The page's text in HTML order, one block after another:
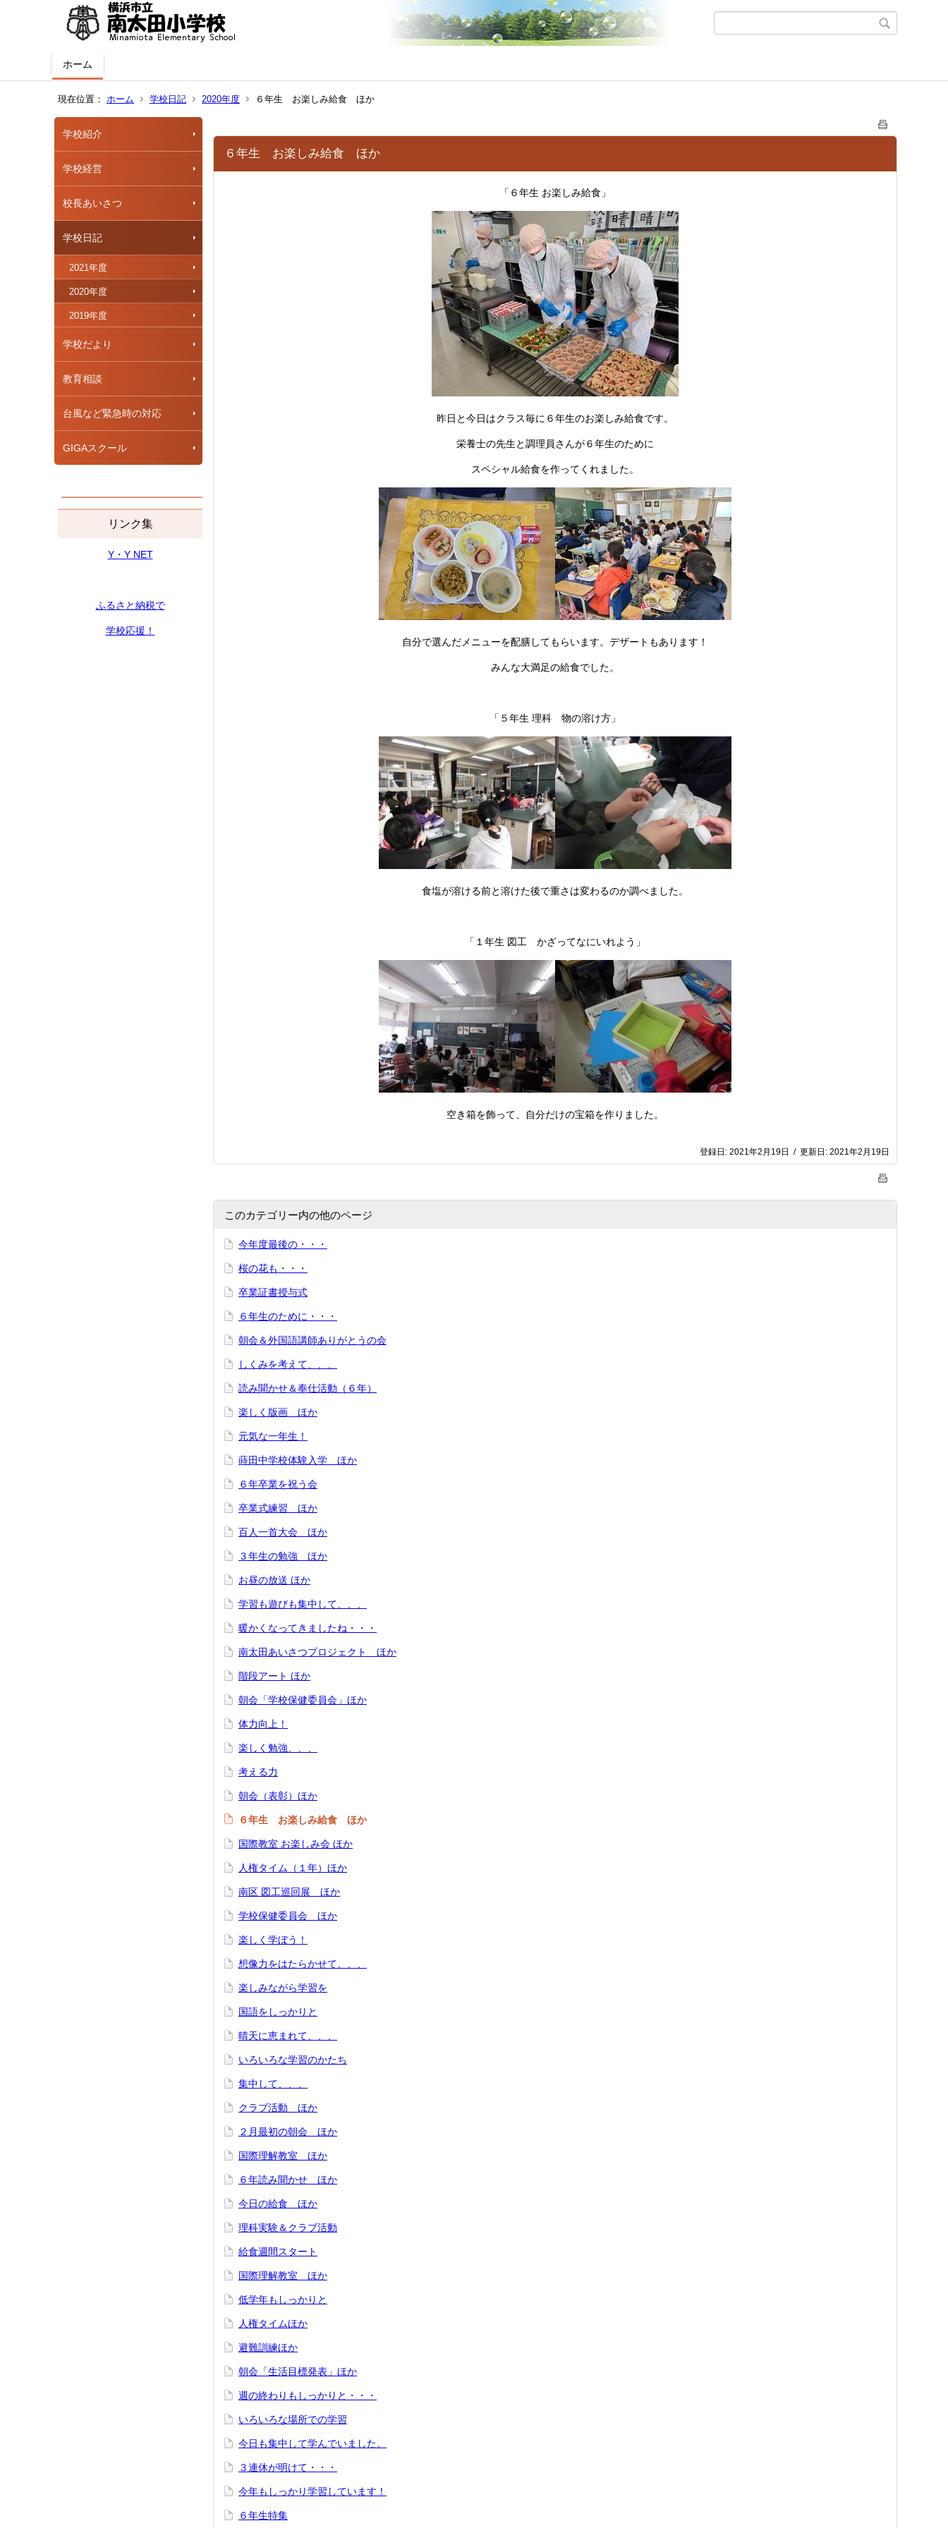
ホーム
現在位置： ホーム 学校日記 2020年度 ６年生 お楽しみ給食 ほか
学校紹介
学校経営
校長あいさつ
学校日記
2021年度
2020年度
2019年度
学校だより
教育相談
台風など緊急時の対応
GIGAスクール
リンク集
Y・Y NET
ふるさと納税で
学校応援！
６年生 お楽しみ給食 ほか
「６年生 お楽しみ給食」
昨日と今日はクラス毎に６年生のお楽しみ給食です。
栄養士の先生と調理員さんが６年生のために
スペシャル給食を作ってくれました。
自分で選んだメニューを配膳してもらいます。デザートもあります！
みんな大満足の給食でした。
「５年生 理科 物の溶け方」
食塩が溶ける前と溶けた後で重さは変わるのか調べました。
「１年生 図工 かざってなにいれよう」
空き箱を飾って、自分だけの宝箱を作りました。
登録日: 2021年2月19日 / 更新日: 2021年2月19日
このカテゴリー内の他のページ
今年度最後の・・・
桜の花も・・・
卒業証書授与式
６年生のために・・・
朝会＆外国語講師ありがとうの会
しくみを考えて、、、
読み聞かせ＆奉仕活動（６年）
楽しく版画 ほか
元気な一年生！
蒔田中学校体験入学 ほか
６年卒業を祝う会
卒業式練習 ほか
百人一首大会 ほか
３年生の勉強 ほか
お昼の放送 ほか
学習も遊びも集中して、、、
暖かくなってきましたね・・・
南太田あいさつプロジェクト ほか
階段アート ほか
朝会「学校保健委員会」ほか
体力向上！
楽しく勉強、、、
考える力
朝会（表彰）ほか
６年生 お楽しみ給食 ほか
国際教室 お楽しみ会 ほか
人権タイム（１年）ほか
南区 図工巡回展 ほか
学校保健委員会 ほか
楽しく学ぼう！
想像力をはたらかせて、、、
楽しみながら学習を
国語をしっかりと
晴天に恵まれて、、、
いろいろな学習のかたち
集中して、、、
クラブ活動 ほか
２月最初の朝会 ほか
国際理解教室 ほか
６年読み聞かせ ほか
今日の給食 ほか
理科実験＆クラブ活動
給食週間スタート
国際理解教室 ほか
低学年もしっかりと
人権タイムほか
避難訓練ほか
朝会「生活目標発表」ほか
週の終わりもしっかりと・・・
いろいろな場所での学習
今日も集中して学んでいました。
３連休が明けて・・・
今年もしっかり学習しています！
６年生特集